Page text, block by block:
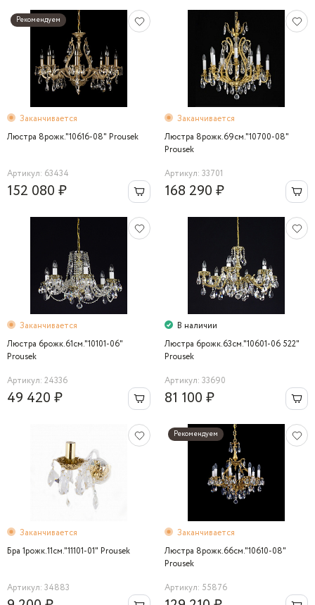
Рекомендуем
Заканчивается
Люстра 8рожк."10616-08" Prousek
Артикул: 63434
152 080 ₽
Заканчивается
Люстра 8рожк.69см."10700-08"
Prousek
Артикул: 33701
168 290 ₽
Заканчивается
Люстра 6рожк.61см."10101-06"
Prousek
Артикул: 24336
49 420 ₽
В наличии
Люстра 6рожк.63см."10601-06 522"
Prousek
Артикул: 33690
81 100 ₽
Заканчивается
Бра 1рожк.11см."11101-01" Prousek
Артикул: 34883
Рекомендуем
Заканчивается
Люстра 8рожк.66см."10610-08"
Prousek
Артикул: 55876